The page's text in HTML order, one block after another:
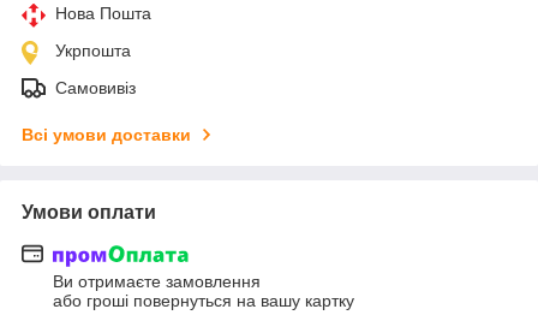
Нова Пошта
Укрпошта
Самовивіз
Всі умови доставки
Умови оплати
Ви отримаєте замовлення
або гроші повернуться на вашу картку